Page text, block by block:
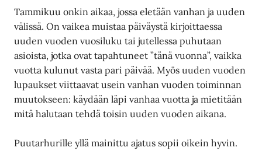
Tammikuu onkin aikaa, jossa eletään vanhan ja uuden
välissä. On vaikea muistaa päiväystä kirjoittaessa
uuden vuoden vuosiluku tai jutellessa puhutaan
asioista, jotka ovat tapahtuneet ”tänä vuonna”, vaikka
vuotta kulunut vasta pari päivää. Myös uuden vuoden
lupaukset viittaavat usein vanhan vuoden toiminnan
muutokseen: käydään läpi vanhaa vuotta ja mietitään
mitä halutaan tehdä toisin uuden vuoden aikana.
Puutarhurille yllä mainittu ajatus sopii oikein hyvin.